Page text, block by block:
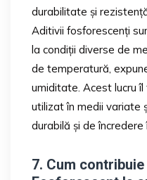
durabilitate și
Aditivii fosforescenți
la condiții diverse de
de temperatură,
umiditate. Acest lucru
utilizat în medii variate
durabilă și de încredere
7. Cum